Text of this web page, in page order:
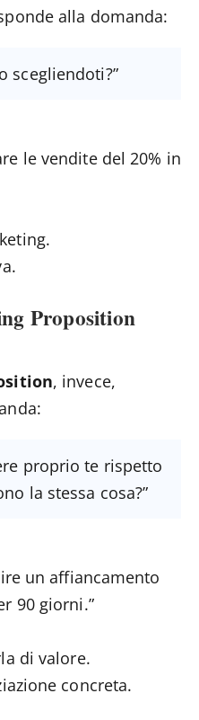
alla domanda:
scegliendoti?”
le vendite del 20% in
Proposition
, invece,
proprio te rispetto
la stessa cosa?”
un affiancamento
90 giorni.”
di valore.
concreta.